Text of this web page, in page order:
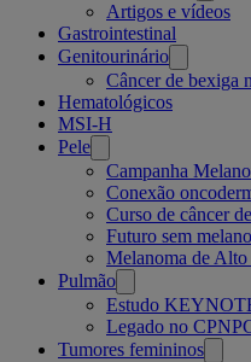
Artigos e vídeos
Gastrointestinal
Genitourinário
Câncer de bexiga
Hematológicos
MSI-H
Pele
Campanha
Conexão
Curso de câncer
Futuro sem
Melanoma de
Pulmão
Estudo
Legado no
Tumores femininos